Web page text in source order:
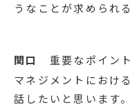
うなことが求められ
関口
重要なポイン
マネジメントにおけ
話したいと思います